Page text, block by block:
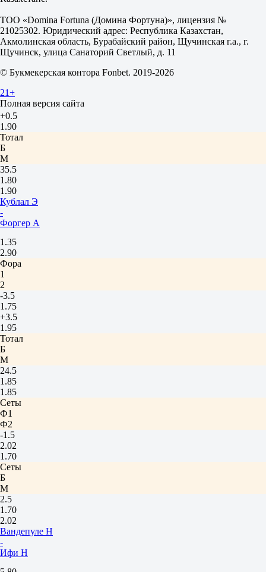
Шлагенхауф Н
1.80
1.90
1
-0.5
1.80
+0.5
1.90
Тотал
Б
М
35.5
1.80
1.90
Кублал Э
-
Форгер А
1.35
2.90
Фора
1
2
-3.5
1.75
+3.5
1.95
Тотал
Б
М
24.5
1.85
1.85
Сеты
Ф1
Ф2
-1.5
2.02
1.70
Сеты
Б
М
2.5
1.70
2.02
Вандепуле Н
-
Ифи Н
ТОО «Domina Fortuna (Домина Фортуна)», лицензия №
21025302. Юридический адрес: Республика Казахстан,
Акмолинская область, Бурабайский район, Щучинская г.а., г.
Щучинск, улица Санаторий Светлый, д. 11
© Букмекерская контора Fonbet. 2019-2026
21+
Полная версия сайта